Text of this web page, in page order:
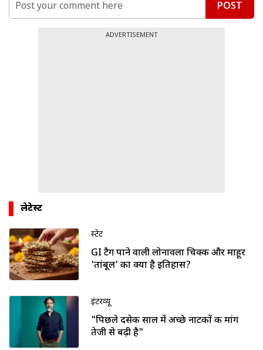
POST
ADVERTISEMENT
लेटेस्ट
स्टेट
GI टैग पाने वाली लोनावला चिक्की और माहूर
'तांबूल' का क्या है इतिहास?
इंटरव्यू
"पिछले दसेक साल में अच्छे नाटकों की मांग
तेजी से बढ़ी है"